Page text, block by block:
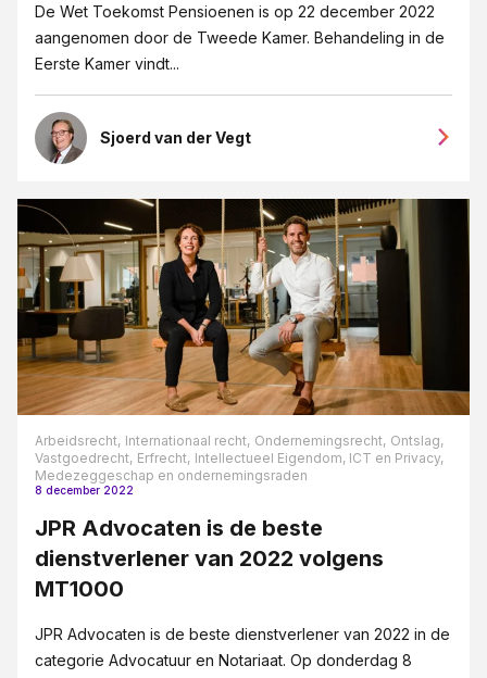
De Wet Toekomst Pensioenen is op 22 december 2022
aangenomen door de Tweede Kamer. Behandeling in de
Eerste Kamer vindt...
Sjoerd van der Vegt
Arbeidsrecht, Internationaal recht, Ondernemingsrecht, Ontslag,
Vastgoedrecht, Erfrecht, Intellectueel Eigendom, ICT en Privacy,
Medezeggeschap en ondernemingsraden
8 december 2022
JPR Advocaten is de beste
dienstverlener van 2022 volgens
MT1000
JPR Advocaten is de beste dienstverlener van 2022 in de
categorie Advocatuur en Notariaat. Op donderdag 8